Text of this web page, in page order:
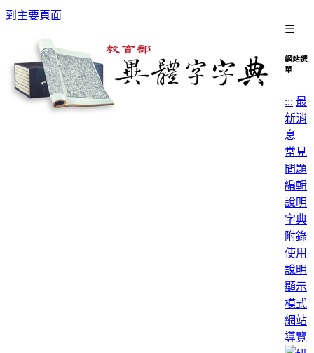
到主要頁面
☰
網站選
單
::: 最
新消
息
常見
問題
編輯
說明
字典
附錄
使用
說明
顯示
模式
網站
導覽